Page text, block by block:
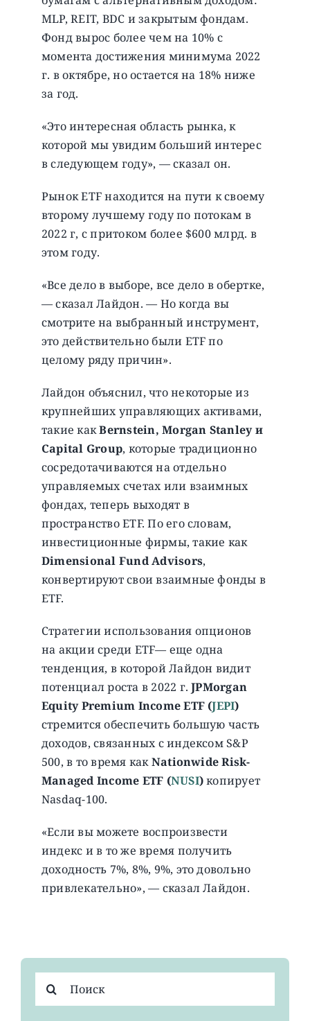
MLP, REIT, BDC и закрытым фондам.
Фонд вырос более чем на 10% с
момента достижения минимума 2022
г. в октябре, но остается на 18% ниже
за год.
«Это интересная область рынка, к
которой мы увидим больший интерес
в следующем году», — сказал он.
Рынок ETF находится на пути к своему
второму лучшему году по потокам в
2022 г, с притоком более $600 млрд. в
этом году.
«Все дело в выборе, все дело в обертке,
— сказал Лайдон. — Но когда вы
смотрите на выбранный инструмент,
это действительно были ETF по
целому ряду причин».
Лайдон объяснил, что некоторые из
крупнейших управляющих активами,
такие какBernstein, Morgan Stanley и
Capital Group, которые традиционно
сосредотачиваются на отдельно
управляемых счетах или взаимных
фондах, теперь выходят в
пространство ETF. По его словам,
инвестиционные фирмы, такие как
Dimensional Fund Advisors,
конвертируют свои взаимные фонды в
ETF.
Стратегии использования опционов
на акции среди ETF— еще одна
тенденция, в которой Лайдон видит
потенциал роста в 2022 г.JPMorgan
Equity Premium Income ETF (JEPI)
стремится обеспечить большую часть
доходов, связанных с индексом S&P
500, в то время какNationwide Risk-
Managed Income ETF (NUSI)копирует
Nasdaq-100.
«Если вы можете воспроизвести
индекс и в то же время получить
доходность 7%, 8%, 9%, это довольно
привлекательно», — сказал Лайдон.
поиска: